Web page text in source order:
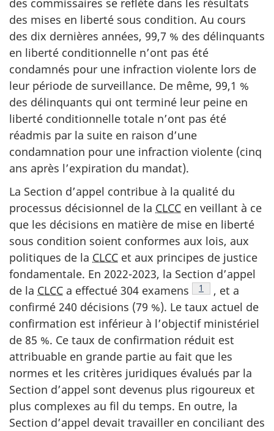
des mises en liberté sous condition. Au cours
des dix dernières années, 99,7 % des délinquants
en liberté conditionnelle n’ont pas été
condamnés pour une infraction violente lors de
leur période de surveillance. De même, 99,1 %
des délinquants qui ont terminé leur peine en
liberté conditionnelle totale n’ont pas été
réadmis par la suite en raison d’une
condamnation pour une infraction violente (cinq
ans après l’expiration du mandat).
La Section d’appel contribue à la qualité du
processus décisionnel de la CLCC en veillant à ce
que les décisions en matière de mise en liberté
sous condition soient conformes aux lois, aux
politiques de la CLCC et aux principes de justice
fondamentale. En 2022-2023, la Section d’appel
de la CLCC a effectué 304 examens Note de bas de
1
, et a
confirmé 240 décisions (79 %). Le taux actuel de
confirmation est inférieur à l’objectif ministériel
de 85 %. Ce taux de confirmation réduit est
attribuable en grande partie au fait que les
normes et les critères juridiques évalués par la
Section d’appel sont devenus plus rigoureux et
plus complexes au fil du temps. En outre, la
Section d’appel devait travailler en conciliant des